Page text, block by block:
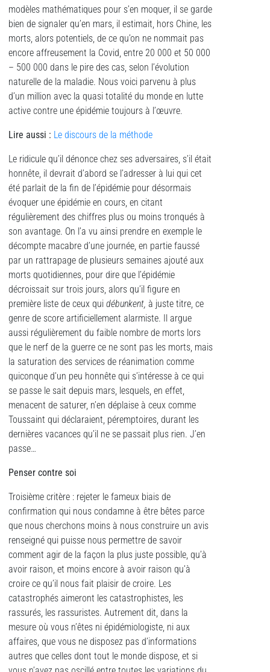
modèles mathématiques pour s’en moquer, il se garde
bien de signaler qu’en mars, il estimait, hors Chine, les
morts, alors potentiels, de ce qu’on ne nommait pas
encore affreusement la Covid, entre 20 000 et 50 000
– 500 000 dans le pire des cas, selon l’évolution
naturelle de la maladie. Nous voici parvenu à plus
d’un million avec la quasi totalité du monde en lutte
active contre une épidémie toujours à l’œuvre.
Lire aussi : Le discours de la méthode
Le ridicule qu’il dénonce chez ses adversaires, s’il était
honnête, il devrait d’abord se l’adresser à lui qui cet
été parlait de la fin de l’épidémie pour désormais
évoquer une épidémie en cours, en citant
régulièrement des chiffres plus ou moins tronqués à
son avantage. On l’a vu ainsi prendre en exemple le
décompte macabre d’une journée, en partie faussé
par un rattrapage de plusieurs semaines ajouté aux
morts quotidiennes, pour dire que l’épidémie
décroissait sur trois jours, alors qu’il figure en
première liste de ceux qui débunkent, à juste titre, ce
genre de score artificiellement alarmiste. Il argue
aussi régulièrement du faible nombre de morts lors
que le nerf de la guerre ce ne sont pas les morts, mais
la saturation des services de réanimation comme
quiconque d’un peu honnête qui s’intéresse à ce qui
se passe le sait depuis mars, lesquels, en effet,
menacent de saturer, n’en déplaise à ceux comme
Toussaint qui déclaraient, péremptoires, durant les
dernières vacances qu’il ne se passait plus rien. J’en
passe…
Penser contre soi
Troisième critère : rejeter le fameux biais de
confirmation qui nous condamne à être bêtes parce
que nous cherchons moins à nous construire un avis
renseigné qui puisse nous permettre de savoir
comment agir de la façon la plus juste possible, qu’à
avoir raison, et moins encore à avoir raison qu’à
croire ce qu’il nous fait plaisir de croire. Les
catastrophés aimeront les catastrophistes, les
rassurés, les rassuristes. Autrement dit, dans la
mesure où vous n’êtes ni épidémiologiste, ni aux
affaires, que vous ne disposez pas d’informations
autres que celles dont tout le monde dispose, et si